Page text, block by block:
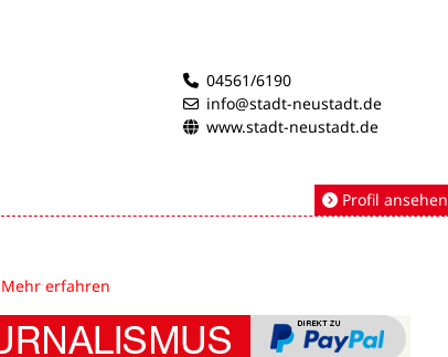
04561/6190
info@stadt-neustadt.de
www.stadt-neustadt.de
Profil ansehen
Mehr erfahren